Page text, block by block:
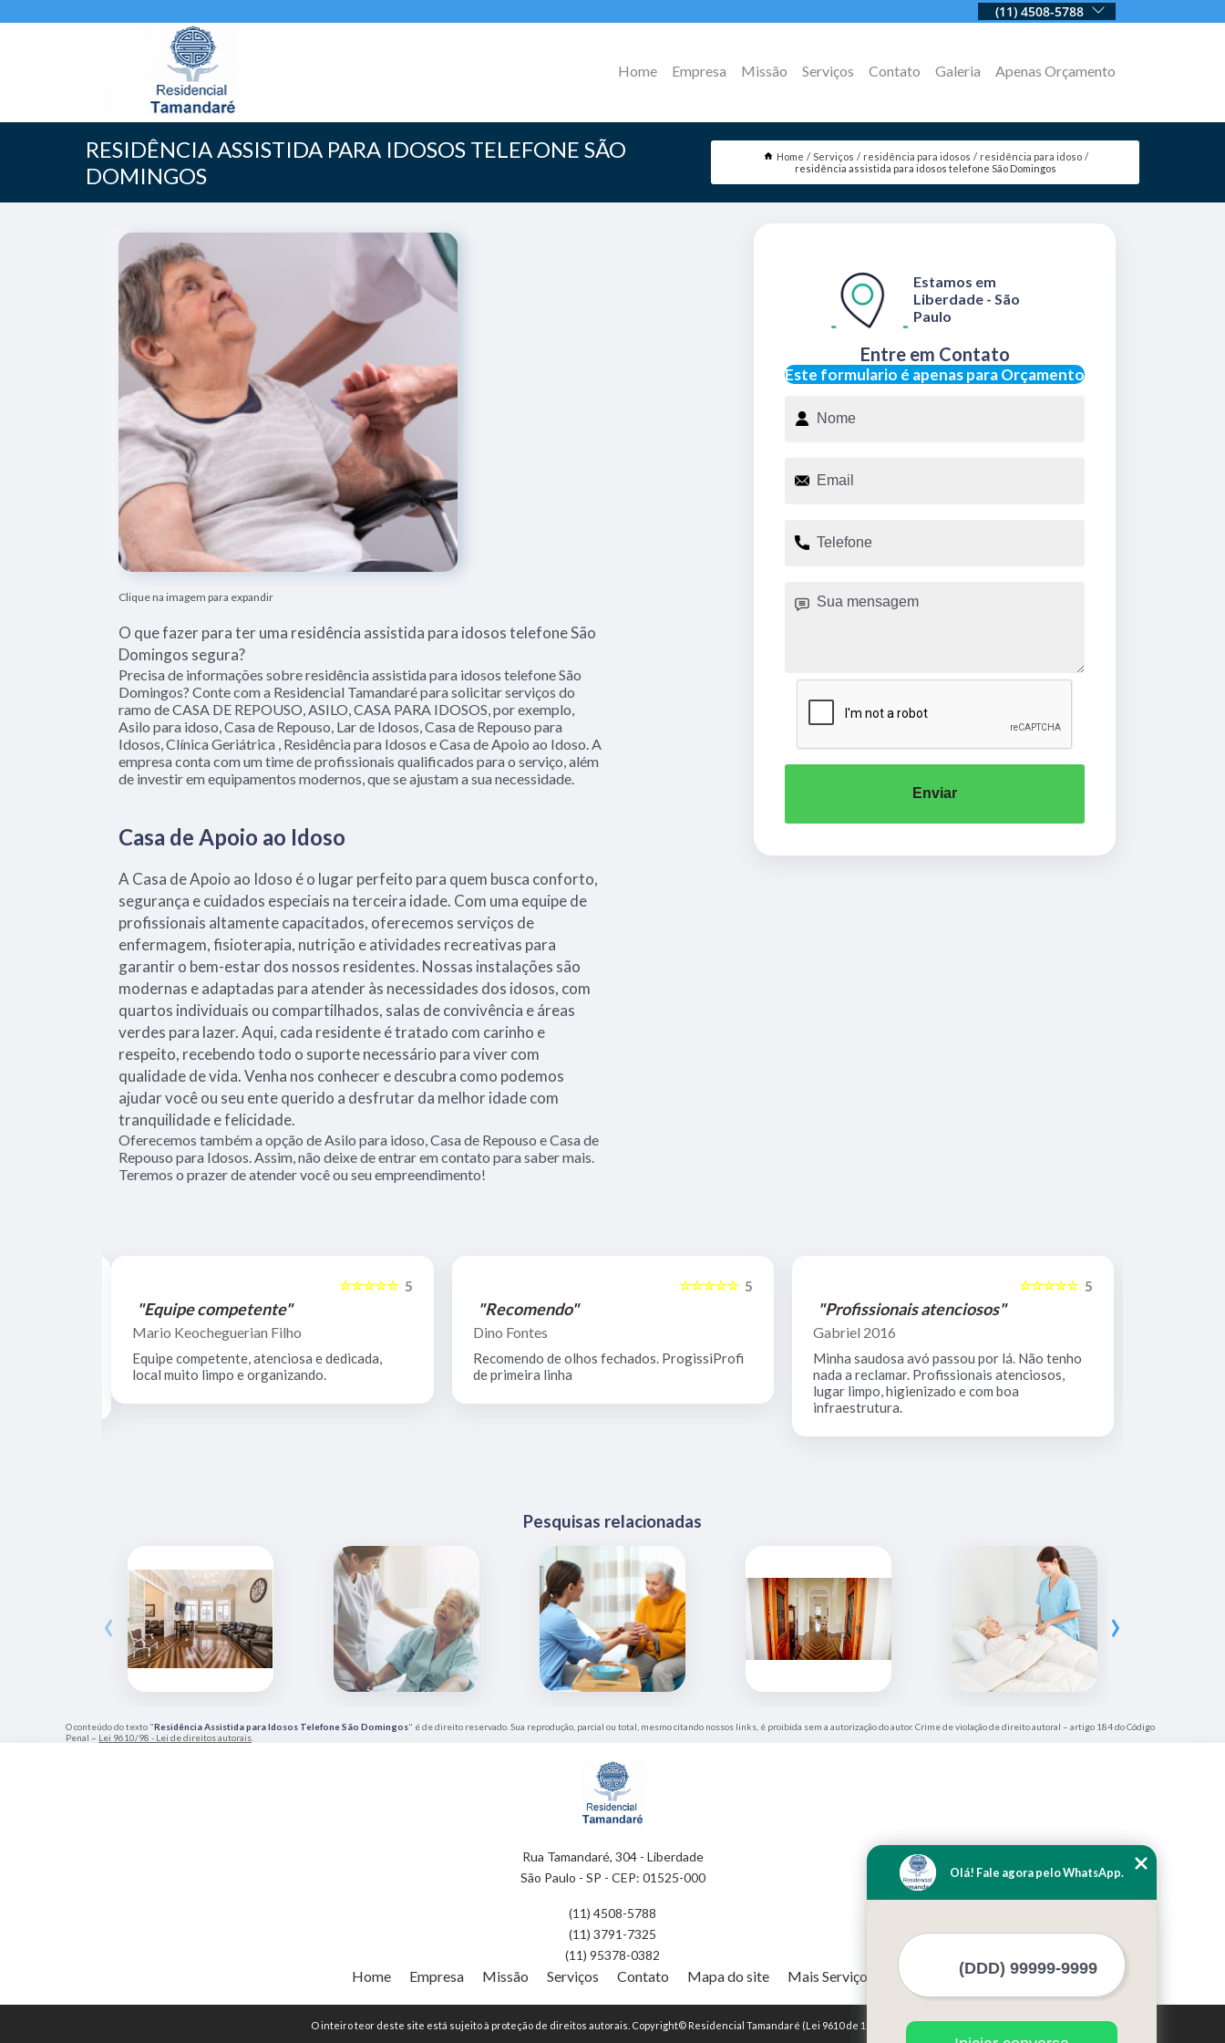
(11) 4508-5788
Home Empresa Missão Serviços Contato Galeria Apenas Orçamento
RESIDÊNCIA ASSISTIDA PARA IDOSOS TELEFONE SÃO
DOMINGOS
Home Serviços residência para idosos
residência para idoso
residência assistida para idosos telefone São Domingos
Clique na imagem para expandir
O que fazer para ter uma residência assistida para idosos telefone São
Domingos segura?
Precisa de informações sobre residência assistida para idosos telefone São
Domingos? Conte com a Residencial Tamandaré para solicitar serviços do
ramo de CASA DE REPOUSO, ASILO, CASA PARA IDOSOS, por exemplo,
Asilo para idoso, Casa de Repouso, Lar de Idosos, Casa de Repouso para
Idosos, Clínica Geriátrica , Residência para Idosos e Casa de Apoio ao Idoso. A
empresa conta com um time de profissionais qualificados para o serviço, além
de investir em equipamentos modernos, que se ajustam a sua necessidade.
Casa de Apoio ao Idoso
A Casa de Apoio ao Idoso é o lugar perfeito para quem busca conforto,
segurança e cuidados especiais na terceira idade. Com uma equipe de
profissionais altamente capacitados, oferecemos serviços de
enfermagem, fisioterapia, nutrição e atividades recreativas para
garantir o bem-estar dos nossos residentes. Nossas instalações são
modernas e adaptadas para atender às necessidades dos idosos, com
quartos individuais ou compartilhados, salas de convivência e áreas
verdes para lazer. Aqui, cada residente é tratado com carinho e
respeito, recebendo todo o suporte necessário para viver com
qualidade de vida. Venha nos conhecer e descubra como podemos
ajudar você ou seu ente querido a desfrutar da melhor idade com
tranquilidade e felicidade.
Oferecemos também a opção de Asilo para idoso, Casa de Repouso e Casa de
Repouso para Idosos. Assim, não deixe de entrar em contato para saber mais.
Teremos o prazer de atender você ou seu empreendimento!
Este formulario é apenas para Orçamento
Entre em Contato
Estamos em
Liberdade - São
Paulo
Enviar
5
☆☆☆☆☆
"Equipe competente"
Mario Keocheguerian Filho
Equipe competente, atenciosa e dedicada,
local muito limpo e organizando.
5
☆☆☆☆☆
"Recomendo"
Dino Fontes
Recomendo de olhos fechados. ProgissiProfi
de primeira linha
5
☆☆☆☆☆
"Profissionais atenciosos"
Gabriel 2016
Minha saudosa avó passou por lá. Não tenho
nada a reclamar. Profissionais atenciosos,
lugar limpo, higienizado e com boa
infraestrutura.
Pesquisas relacionadas
‹ ›
O conteúdo do texto "Residência Assistida para Idosos Telefone São Domingos" é de direito reservado. Sua reprodução, parcial ou total, mesmo citando nossos links, é proibida sem a autorização do autor. Crime de violação de direito autoral – artigo 184 do Código
Penal – Lei 9610/98 - Lei de direitos autorais
Rua Tamandaré, 304 - Liberdade
São Paulo - SP - CEP: 01525-000
(11) 4508-5788
(11) 3791-7325
(11) 95378-0382
Home Empresa Missão Serviços Contato Mapa do site Mais Serviços
O inteiro teor deste site está sujeito à proteção de direitos autorais. Copyright© Residencial Tamandaré (Lei 9610 de 19/02/1998)
Olá! Fale agora pelo WhatsApp.